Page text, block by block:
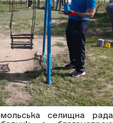
селищна рада